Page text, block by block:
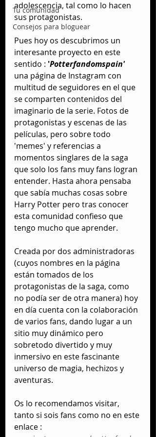
Tu comunidad
Consejos para bloguear
adolescencia, tal como lo hacen
sus protagonistas.
Pues hoy os descubrimos un
interesante proyecto en este
sentido : 'Potterfandomspain'
una página de Instagram con
multitud de seguidores en el que
se comparten contenidos del
imaginario de la serie. Fotos de
protagonistas y escenas de las
películas, pero sobre todo
'memes' y referencias a
momentos singlares de la saga
que solo los fans muy fans logran
entender. Hasta ahora pensaba
que sabía muchas cosas sobre
Harry Potter pero tras conocer
esta comunidad confieso que
tengo mucho que aprender.
Creada por dos administradoras
(cuyos nombres en la página
están tomados de los
protagonistas de la saga, como
no podía ser de otra manera) hoy
en día cuenta con la colaboración
de varios fans, dando lugar a un
sitio muy dinámico pero
sobretodo divertido y muy
inmersivo en este fascinante
universo de magia, hechizos y
aventuras.
Os lo recomendamos visitar,
tanto si sois fans como no en este
enlace :